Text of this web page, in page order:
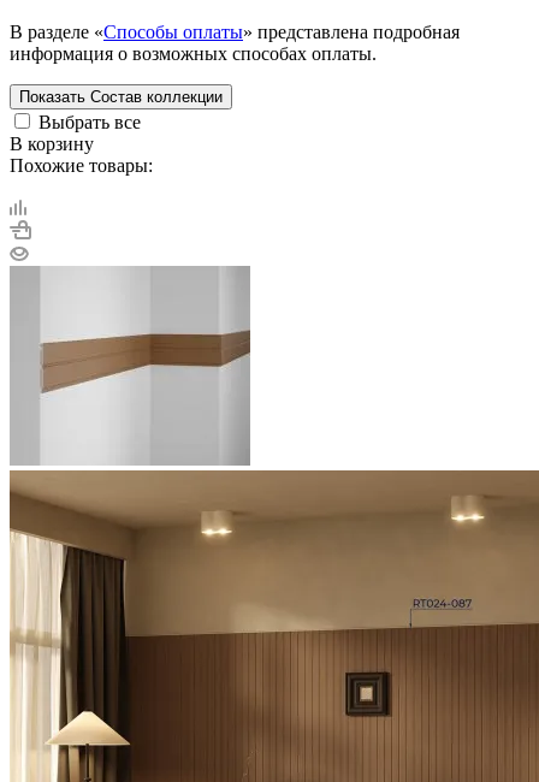
В разделе «Способы оплаты» представлена подробная
информация о возможных способах оплаты.
Показать Состав коллекции
Выбрать все
В корзину
Похожие товары: